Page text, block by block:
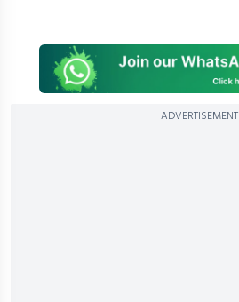
ADVERTISEMENT